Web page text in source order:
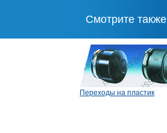
Смотрите также
Переходы на пластик